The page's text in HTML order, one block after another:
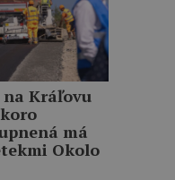
Kráľovu
má
Okolo